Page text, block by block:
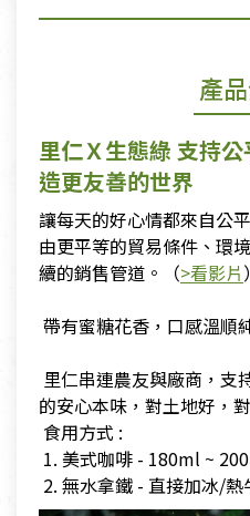
產
里仁Ｘ生態綠 支持
造更友善的世界
讓每天的好心情都來自公
由更平等的貿易條件、環
續的銷售管道。（>看影片）
帶有蜜糖花香，口感溫順
里仁串連農友與廠商，
的安心本味，對土地好，
​ 食用方式 :
1. 美式咖啡 - 180ml ~
2. 無水拿鐵 - 直接加冰/